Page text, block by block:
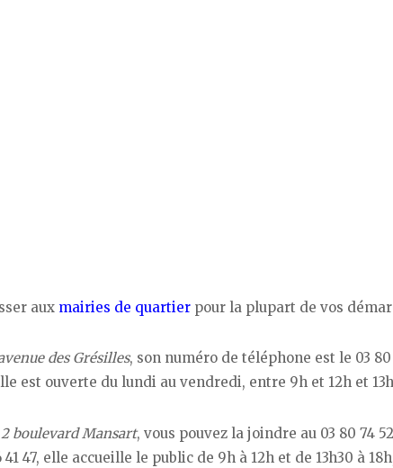
aux mairies de quartier pour la plupart de vos
des Grésilles, son numéro de téléphone est le 03 80
est ouverte du lundi au vendredi, entre 9h et 12h et
2 boulevard Mansart, vous pouvez la joindre au 03 80 74
47, elle accueille le public de 9h à 12h et de 13h30 à